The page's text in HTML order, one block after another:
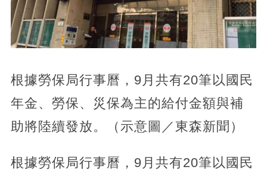
根據勞保局行事曆，9月共有20筆以國民
年金、勞保、災保為主的給付金額與補
助將陸續發放。（示意圖／東森新聞）
根據勞保局行事曆，9月共有20筆以國民